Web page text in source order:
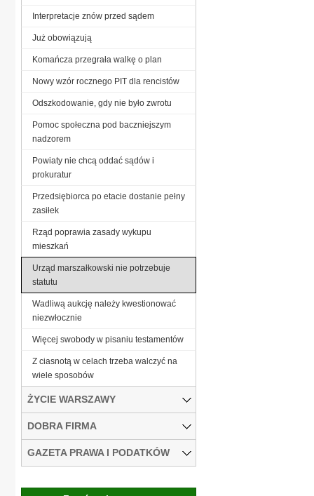
Interpretacje znów przed sądem
Już obowiązują
Komańcza przegrała walkę o plan
Nowy wzór rocznego PIT dla rencistów
Odszkodowanie, gdy nie było zwrotu
Pomoc społeczna pod baczniejszym
nadzorem
Powiaty nie chcą oddać sądów i
prokuratur
Przedsiębiorca po etacie dostanie pełny
zasiłek
Rząd poprawia zasady wykupu
mieszkań
Urząd marszałkowski nie potrzebuje
statutu
Wadliwą aukcję należy kwestionować
niezwłocznie
Więcej swobody w pisaniu testamentów
Z ciasnotą w celach trzeba walczyć na
wiele sposobów
ŻYCIE WARSZAWY
DOBRA FIRMA
GAZETA PRAWA I PODATKÓW